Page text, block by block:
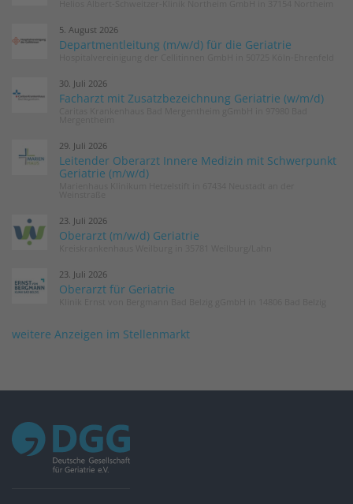
5. August 2026
Departmentleitung (m/w/d) für die Geriatrie
30. Juli 2026
Facharzt mit Zusatzbezeichnung Geriatrie (w/m/d)
29. Juli 2026
Leitender Oberarzt Innere Medizin mit Schwerpunkt
Geriatrie (m/w/d)
23. Juli 2026
Oberarzt (m/w/d) Geriatrie
23. Juli 2026
Oberarzt für Geriatrie
weitere Anzeigen im Stellenmarkt